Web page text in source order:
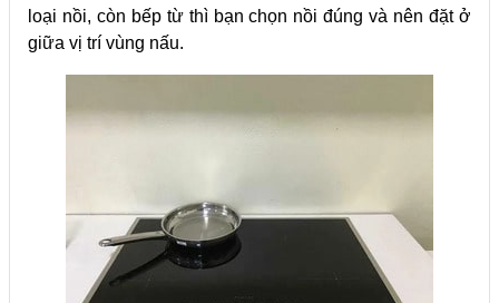
loại nồi, còn bếp từ thì bạn chọn nồi đúng và nên đặt ở
giữa vị trí vùng nấu.